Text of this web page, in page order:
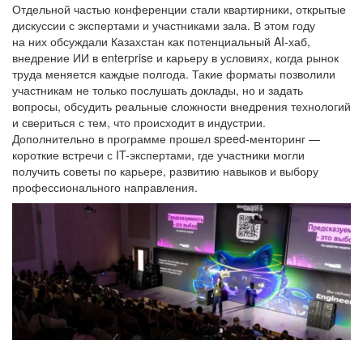
Отдельной частью конференции стали квартирники, открытые
дискуссии с экспертами и участниками зала. В этом году
на них обсуждали Казахстан как потенциальный AI-хаб,
внедрение ИИ в enterprise и карьеру в условиях, когда рынок
труда меняется каждые полгода. Такие форматы позволили
участникам не только послушать доклады, но и задать
вопросы, обсудить реальные сложности внедрения технологий
и свериться с тем, что происходит в индустрии.
Дополнительно в программе прошел speed-менторинг —
короткие встречи с IT-экспертами, где участники могли
получить советы по карьере, развитию навыков и выбору
профессионального направления.